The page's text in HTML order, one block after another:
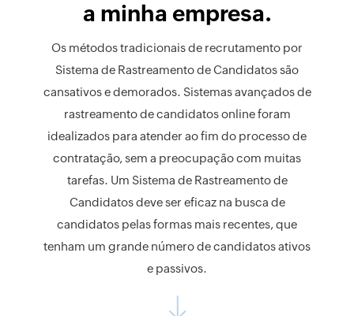
a minha empresa.
Os métodos tradicionais de recrutamento por
Sistema de Rastreamento de Candidatos são
cansativos e demorados. Sistemas avançados de
rastreamento de candidatos online foram
idealizados para atender ao fim do processo de
contratação, sem a preocupação com muitas
tarefas. Um Sistema de Rastreamento de
Candidatos deve ser eficaz na busca de
candidatos pelas formas mais recentes, que
tenham um grande número de candidatos ativos
e passivos.